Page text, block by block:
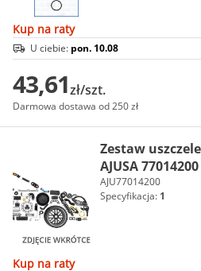
Kup na raty
U ciebie: pon. 10.08
43,61zł/szt.
Darmowa dostawa od 250 zł
Zestaw
AJUSA 77014200
AJU77014200
Specyfikacja: 1
Kup na raty